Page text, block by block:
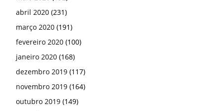
abril 2020 (231)
março 2020 (191)
fevereiro 2020 (100)
janeiro 2020 (168)
dezembro 2019 (117)
novembro 2019 (164)
outubro 2019 (149)